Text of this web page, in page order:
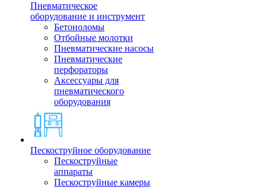
Пневматическое
оборудование и инструмент
Бетоноломы
Отбойные молотки
Пневматические насосы
Пневматические
перфораторы
Аксессуары для
пневматического
оборудования
Пескоструйное оборудование
Пескоструйные
аппараты
Пескоструйные камеры